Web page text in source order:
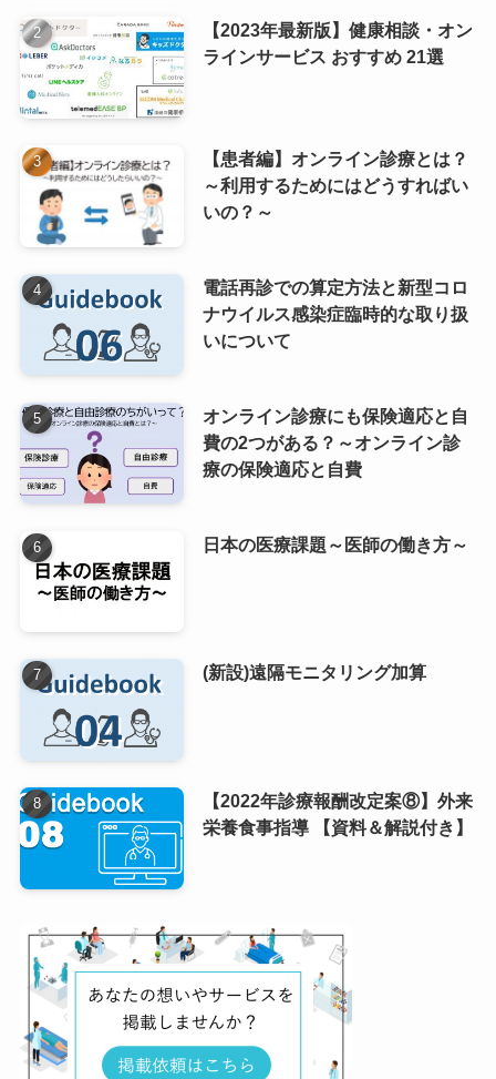
【2023年最新版】健康相談・オン
ラインサービス おすすめ 21選
【患者編】オンライン診療とは？
～利用するためにはどうすればい
いの？～
電話再診での算定方法と新型コロ
ナウイルス感染症臨時的な取り扱
いについて
オンライン診療にも保険適応と自
費の2つがある？～オンライン診
療の保険適応と自費
日本の医療課題～医師の働き方～
(新設)遠隔モニタリング加算
【2022年診療報酬改定案⑧】外来
栄養食事指導 【資料＆解説付き】